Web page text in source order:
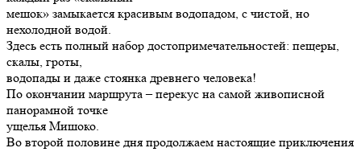
мешок» замыкается красивым водопадом, с чистой, но
нехолодной водой.
Здесь есть полный набор достопримечательностей: пещеры,
скалы, гроты,
водопады и даже стоянка древнего человека!
По окончании маршрута – перекус на самой живописной
панорамной точке
ущелья Мишоко.
Во второй половине дня продолжаем настоящие приключения